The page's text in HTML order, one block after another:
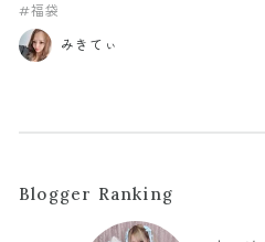
#福袋
みきてぃ
Blogger Ranking